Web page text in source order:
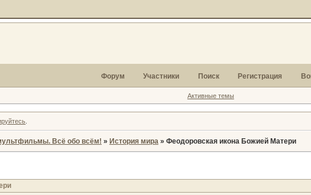
Форум Участники Поиск Регистрация
Активные темы
Всё обо всём! » История мира » Феодоровская икона Божией Матери